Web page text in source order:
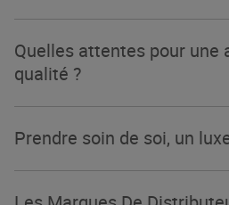
Quelles attentes pour une
qualité ?
Prendre soin de soi, un